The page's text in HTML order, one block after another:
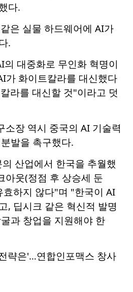
다.
은 실물 하드웨어에 AI가
.
대중화로 무인화 혁명이
가 화이트칼라를 대신했다
라를 대신할 것"이라고 덧
소장 역시 중국의 AI 기술력
발을 촉구했다.
산업에서 한국을 추월했
아웃(정점 후 상승세 둔
효하지 않다"며 "한국이 AI
, 딥시크 같은 혁신적 발명
과 창업을 지원해야 한